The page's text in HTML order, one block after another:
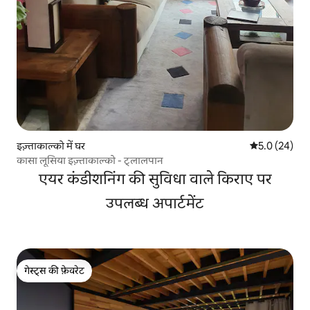
इज़्ताकाल्को में घर औसत रेटिंग 5
5.0 (24)
कासा लूसिया इज़्ताकाल्को - ट्लालपान
एयर कंडीशनिंग की सुविधा वाले किराए पर
उपलब्ध अपार्टमेंट
गेस्ट्स की फ़ेवरेट
गेस्ट्स की फ़ेवरेट